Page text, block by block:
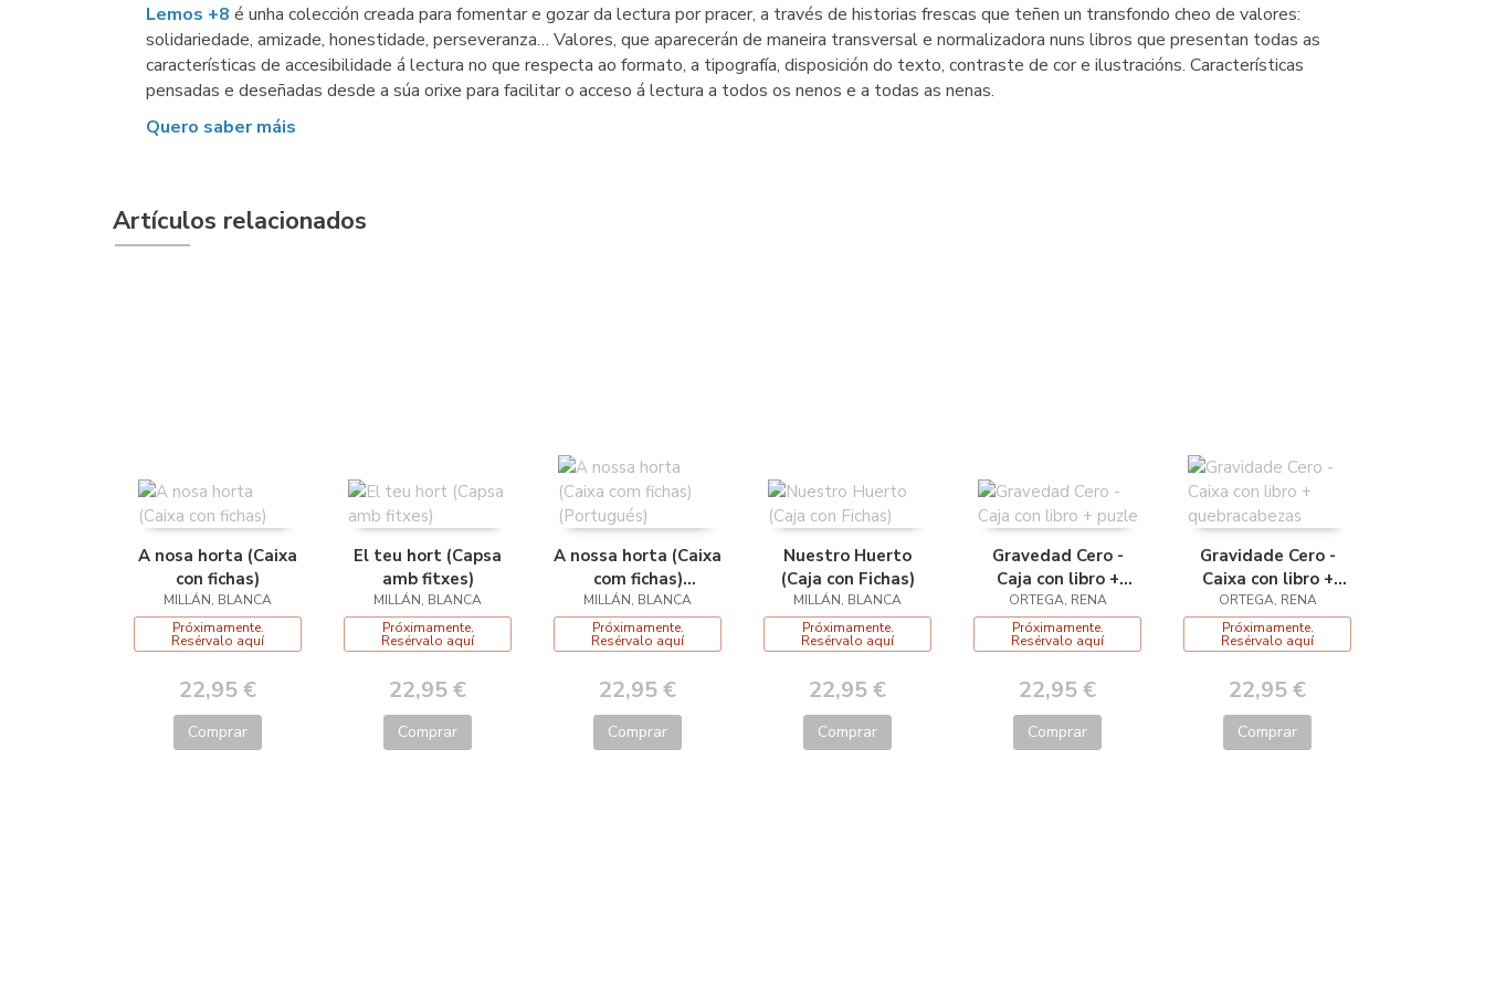
Lemos +8 é unha colección creada para fomentar e gozar da lectura por pracer, a través de historias frescas que teñen un transfondo cheo de valores:
solidariedade, amizade, honestidade, perseveranza… Valores, que aparecerán de maneira transversal e normalizadora nuns libros que presentan todas as
características de accesibilidade á lectura no que respecta ao formato, a tipografía, disposición do texto, contraste de cor e ilustracións. Características
pensadas e deseñadas desde a súa orixe para facilitar o acceso á lectura a todos os nenos e a todas as nenas.
Quero saber máis
Artículos relacionados
A nosa horta (Caixa
con fichas)
MILLÁN, BLANCA
Próximamente.
Resérvalo aquí
22,95 €
Comprar
El teu hort (Capsa
amb fitxes)
MILLÁN, BLANCA
Próximamente.
Resérvalo aquí
22,95 €
Comprar
A nossa horta (Caixa
com fichas)
(Portugués)
MILLÁN, BLANCA
Próximamente.
Resérvalo aquí
22,95 €
Comprar
Nuestro Huerto
(Caja con Fichas)
MILLÁN, BLANCA
Próximamente.
Resérvalo aquí
22,95 €
Comprar
Gravedad Cero -
Caja con libro +
puzle
ORTEGA, RENA
Próximamente.
Resérvalo aquí
22,95 €
Comprar
Gravidade Cero -
Caixa con libro +
quebracabezas
ORTEGA, RENA
Próximamente.
Resérvalo aquí
22,95 €
Comprar